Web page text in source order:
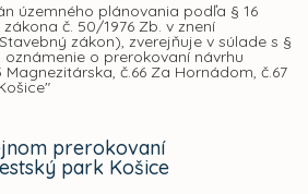
územného plánovania podľa § 16
č. 50/1976 Zb. v znení
zákon), zverejňuje v súlade s §
o prerokovaní návrhu
č.66 Za Hornádom, č.67
prerokovaní
park Košice